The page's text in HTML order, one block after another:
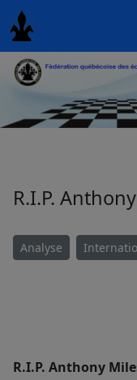
R.I.P.
Analyse
R.I.P. Anthony